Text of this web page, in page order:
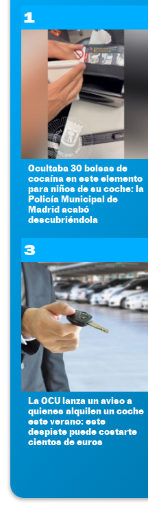
1
Ocultaba 30 bolsas de
cocaína en este elemento
para niños de su coche: la
Policía Municipal de
Madrid acabó
descubriéndola
3
La OCU lanza un aviso a
quienes alquilen un coche
este verano: este
despiste puede costarte
cientos de euros